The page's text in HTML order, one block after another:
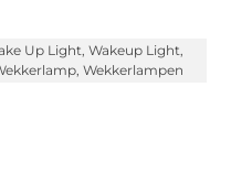
Up Light Wakeup Light
, Wekkerlampen